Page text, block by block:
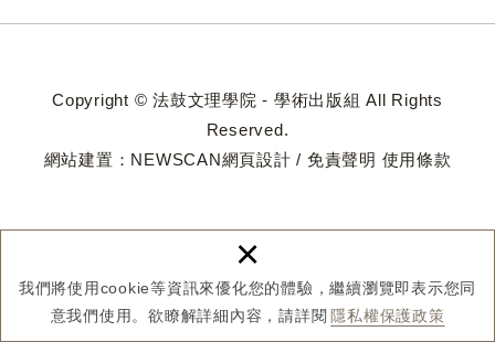
我們將使用cookie等資訊來優化您的體驗，繼續瀏覽即表示您同
意我們使用。欲瞭解詳細內容，請詳閱 隱私權保護政策
×
Copyright © 法鼓文理學院 - 學術出版組 All Rights
Reserved.
網站建置： NEWSCAN網頁設計 / 免責聲明 使用條款